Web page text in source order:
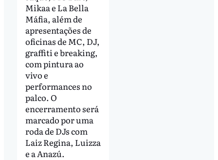
Mikaa e La Bella
Máfia, além de
apresentações de
oficinas de MC, DJ,
graffiti e breaking,
com pintura ao
vivo e
performances no
palco. O
encerramento será
marcado por uma
roda de DJs com
Laiz Regina, Luizza
e a Anazú.